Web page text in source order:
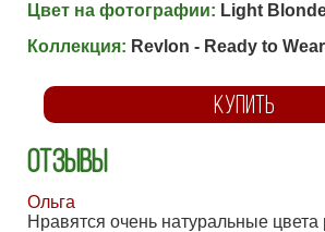
Цвет на фотографии: Light
Коллекция: Revlon - Ready to Wear
КУПИТЬ
Отзывы
Ольга
Нравятся очень натуральные